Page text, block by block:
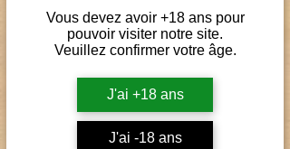
Vous devez avoir +18 ans pour
pouvoir visiter notre site.
Veuillez confirmer votre âge.
J'ai +18 ans
J'ai -18 ans